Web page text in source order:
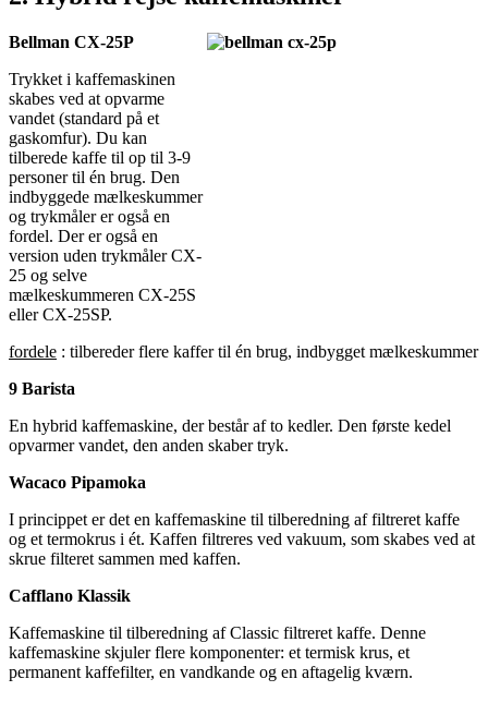
Bellman CX-25P
Trykket i kaffemaskinen
skabes ved at opvarme
vandet (standard på et
gaskomfur). Du kan
tilberede kaffe til op til 3-9
personer til én brug. Den
indbyggede mælkeskummer
og trykmåler er også en
fordel. Der er også en
version uden trykmåler CX-
25 og selve
mælkeskummeren CX-25S
eller CX-25SP.
fordele : tilbereder flere kaffer til én brug, indbygget mælkeskummer
9 Barista
En hybrid kaffemaskine, der består af to kedler. Den første kedel
opvarmer vandet, den anden skaber tryk.
Wacaco Pipamoka
I princippet er det en kaffemaskine til tilberedning af filtreret kaffe
og et termokrus i ét. Kaffen filtreres ved vakuum, som skabes ved at
skrue filteret sammen med kaffen.
Cafflano Klassik
Kaffemaskine til tilberedning af Classic filtreret kaffe. Denne
kaffemaskine skjuler flere komponenter: et termisk krus, et
permanent kaffefilter, en vandkande og en aftagelig kværn.